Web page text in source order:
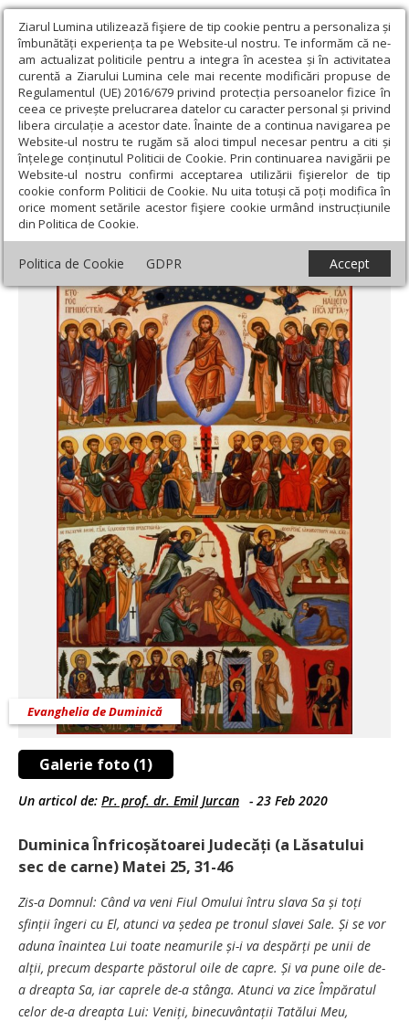
Ziarul Lumina utilizează fişiere de tip cookie pentru a personaliza și
îmbunătăți experiența ta pe Website-ul nostru. Te informăm că ne-
am actualizat politicile pentru a integra în acestea și în activitatea
curentă a Ziarului Lumina cele mai recente modificări propuse de
Regulamentul (UE) 2016/679 privind protecția persoanelor fizice în
ceea ce privește prelucrarea datelor cu caracter personal și privind
libera circulație a acestor date. Înainte de a continua navigarea pe
Website-ul nostru te rugăm să aloci timpul necesar pentru a citi și
înțelege conținutul Politicii de Cookie. Prin continuarea navigării pe
Website-ul nostru confirmi acceptarea utilizării fişierelor de tip
cookie conform Politicii de Cookie. Nu uita totuși că poți modifica în
orice moment setările acestor fişiere cookie urmând instrucțiunile
din Politica de Cookie.
Politica de Cookie GDPR Accept
Ziarul Lumina › Teologie și spiritualitate ›
Evanghelia de
Duminică › Judecata, întrebarea Domnului de câte ori L-am găsit în
oameni
Judecata, întrebarea Domnului de câte ori
L-am găsit în oameni
Galerie foto (1)
Evanghelia de Duminică
Un articol de: Pr. prof. dr. Emil Jurcan - 23 Feb 2020
Duminica Înfricoșătoarei Judecăți (a Lăsatului
sec de carne) Matei 25, 31-46
Zis-a Domnul: Când va veni Fiul Omului întru slava Sa și toți
sfinții îngeri cu El, atunci va ședea pe tronul slavei Sale. Și se vor
aduna înaintea Lui toate neamurile și-i va despărți pe unii de
alții, precum desparte păstorul oile de capre. Și va pune oile de-
a dreapta Sa, iar caprele de-a stânga. Atunci va zice Împăratul
celor de-a dreapta Lui: Veniți, binecuvântații Tatălui Meu,